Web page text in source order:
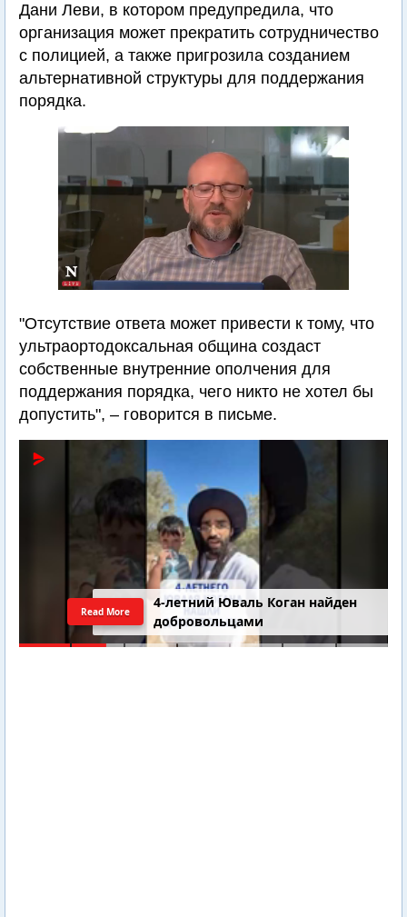
Дани Леви, в котором предупредила, что
организация может прекратить сотрудничество
с полицией, а также пригрозила созданием
альтернативной структуры для поддержания
порядка.
"Отсутствие ответа может привести к тому, что
ультраортодоксальная община создаст
собственные внутренние ополчения для
поддержания порядка, чего никто не хотел бы
допустить", – говорится в письме.
4-летний Юваль Коган найден
добровольцами
Read More